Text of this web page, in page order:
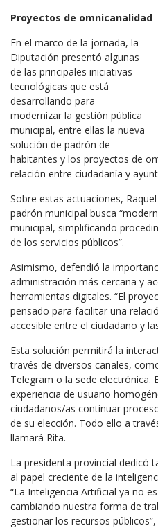
Proyectos de omnicanalidad
En el marco de la jornada, la
Diputación presentó algunas
de las principales iniciativas
tecnológicas que está
desarrollando para
modernizar la gestión pública
municipal, entre ellas la nueva
solución de padrón de
habitantes y los proyectos de
relación entre ciudadanía y
Sobre estas actuaciones,
padrón municipal busca
municipal, simplificando
de los servicios públicos”.
Asimismo, defendió la
administración más cercana y
herramientas digitales. “El
pensado para facilitar una
accesible entre el ciudadano y
Esta solución permitirá la
través de diversos canales,
Telegram o la sede electrónica.
experiencia de usuario
ciudadanos/as continuar
de su elección. Todo ello a
llamará Rita.
La presidenta provincial dedicó
al papel creciente de la
“La Inteligencia Artificial ya no
cambiando nuestra forma de
gestionar los recursos